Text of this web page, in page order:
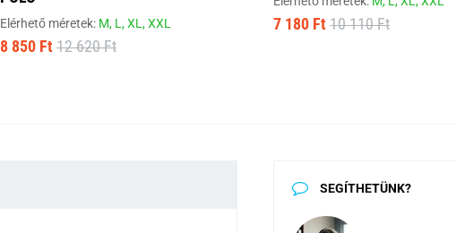
Elérhető méretek: M, L,XL,XXL
8 850 Ft 12 620 Ft
7 180 Ft 10 110 Ft
SEGÍTHETÜNK?